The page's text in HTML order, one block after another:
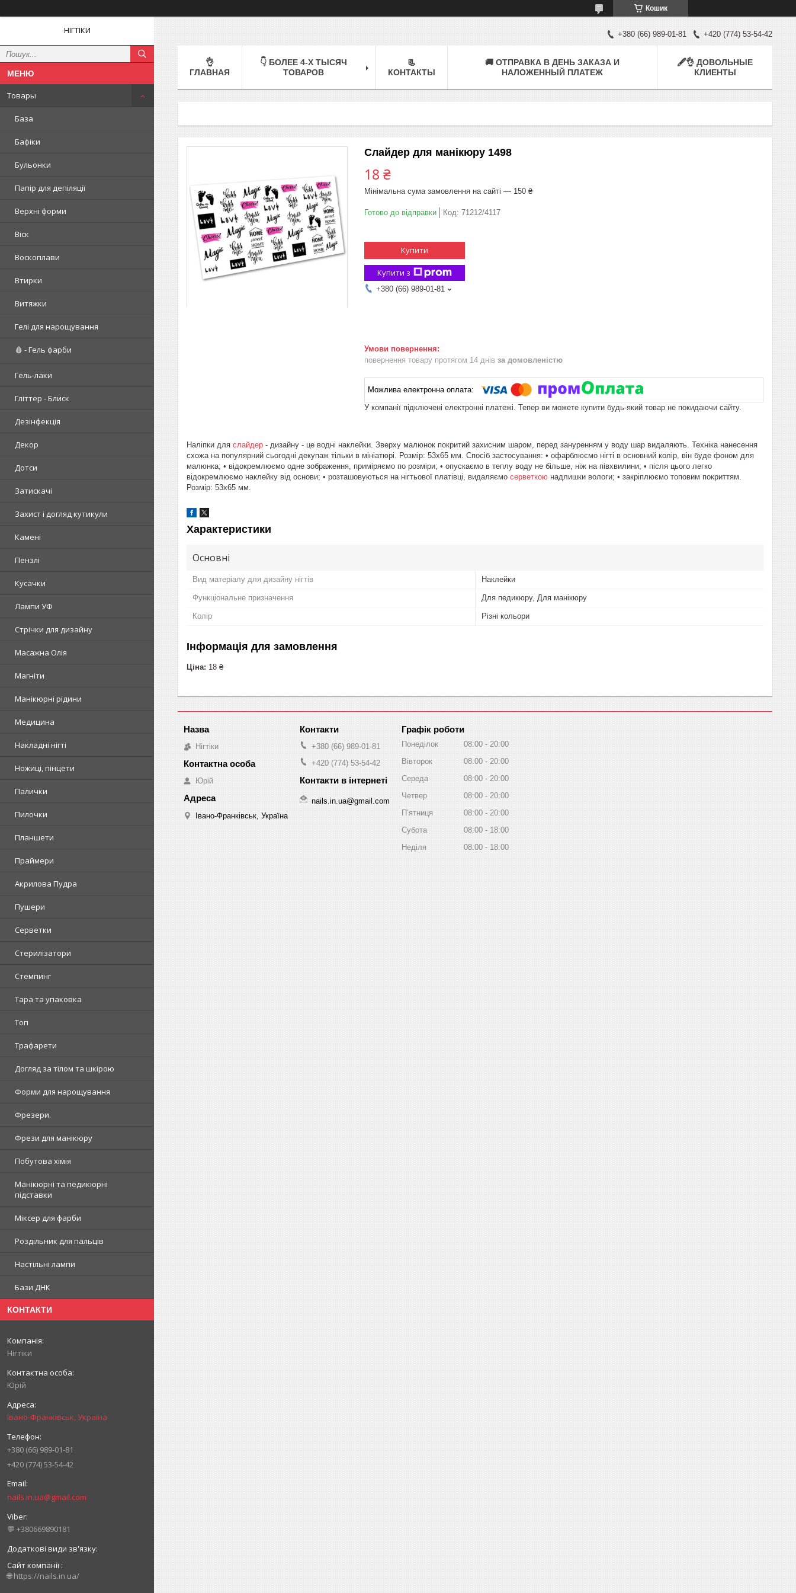
Кошик
НІГТІКИ
Товары
База
Бафіки
Бульонки
Папір для депіляції
Верхні форми
Віск
Воскоплави
Втирки
Витяжки
Гелі для нарощування
🩸 - Гель фарби
Гель-лаки
Гліттер - Блиск
Дезінфекція
Декор
Дотси
Затискачі
Захист і догляд кутикули
Камені
Пензлі
Кусачки
Лампи УФ
Стрічки для дизайну
Масажна Олія
Магніти
Манікюрні рідини
Медицина
Накладні нігті
Ножиці, пінцети
Палички
Пилочки
Планшети
Праймери
Акрилова Пудра
Пушери
Серветки
Стерилізатори
Стемпинг
Тара та упаковка
Топ
Трафарети
Догляд за тілом та шкірою
Форми для нарощування
Фрезери.
Фрези для манікюру
Побутова хімія
Манікюрні та педикюрні
підставки
Міксер для фарби
Роздільник для пальців
Настільні лампи
Бази ДНК
КОНТАКТИ
Нігтіки
Юрій
Івано-Франківськ, Україна
+380 (66) 989-01-81
+420 (774) 53-54-42
nails.in.ua@gmail.com
💬 +380669890181
Сайт компанії
🌐 https://nails.in.ua/
+380 (66) 989-01-81 +420 (774) 53-54-42
👌
ГЛАВНАЯ
👇 БОЛЕЕ 4-Х ТЫСЯЧ
ТОВАРОВ
📃
КОНТАКТЫ
🚚 ОТПРАВКА В ДЕНЬ ЗАКАЗА И
НАЛОЖЕННЫЙ ПЛАТЕЖ
🖋👌 ДОВОЛЬНЫЕ
КЛИЕНТЫ
Слайдер для манікюру 1498
18 ₴
Мінімальна сума замовлення на сайті — 150 ₴
Готово до відправки Код: 71212/4117
Купити
Купити з
+380 (66) 989-01-81
повернення товару протягом 14 днів за домовленістю
У компанії підключені електронні платежі. Тепер ви можете купити будь-який товар не покидаючи сайту.
Наліпки для слайдер - дизайну - це водні наклейки. Зверху малюнок покритий захисним шаром, перед зануренням у воду шар видаляють. Техніка нанесення
схожа на популярний сьогодні декупаж тільки в мініатюрі. Розмір: 53х65 мм. Спосіб застосування: • офарблюємо нігті в основний колір, він буде фоном для
малюнка; • відокремлюємо одне зображення, приміряємо по розміри; • опускаємо в теплу воду не більше, ніж на півхвилини; • після цього легко
відокремлюємо наклейку від основи; • розташовуються на нігтьової платівці, видаляємо серветкою надлишки вологи; • закріплюємо топовим покриттям.
Розмір: 53х65 мм.
Характеристики
Основні
Вид матеріалу для дизайну нігтів Наклейки
Функціональне призначення Для педикюру, Для манікюру
Колір Різні кольори
Інформація для замовлення
Ціна: 18 ₴
Нігтіки
Юрій
Івано-Франківськ, Україна
+380 (66) 989-01-81
+420 (774) 53-54-42
nails.in.ua@gmail.com
Графік роботи
Понеділок 08:00
20:00
Вівторок
08:00
20:00
Середа
08:00
20:00
Четвер
08:00
20:00
Пʼятниця
08:00
20:00
Субота
08:00
18:00
Неділя
08:00 18:00